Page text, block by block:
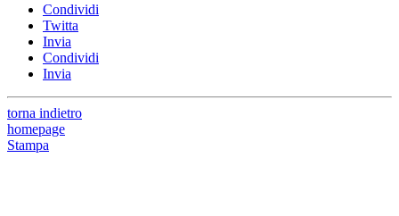
Condividi
Twitta
Invia
Condividi
Invia
torna indietro
homepage
Stampa